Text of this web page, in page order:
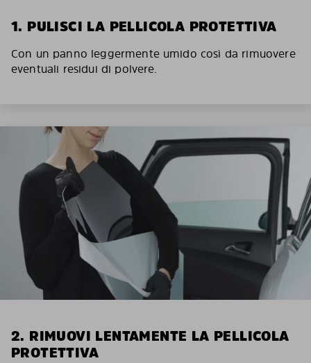
1. PULISCI LA PELLICOLA PROTETTIVA
Con un panno leggermente umido così da rimuovere
eventuali residui di polvere.
2. RIMUOVI LENTAMENTE LA PELLICOLA
PROTETTIVA